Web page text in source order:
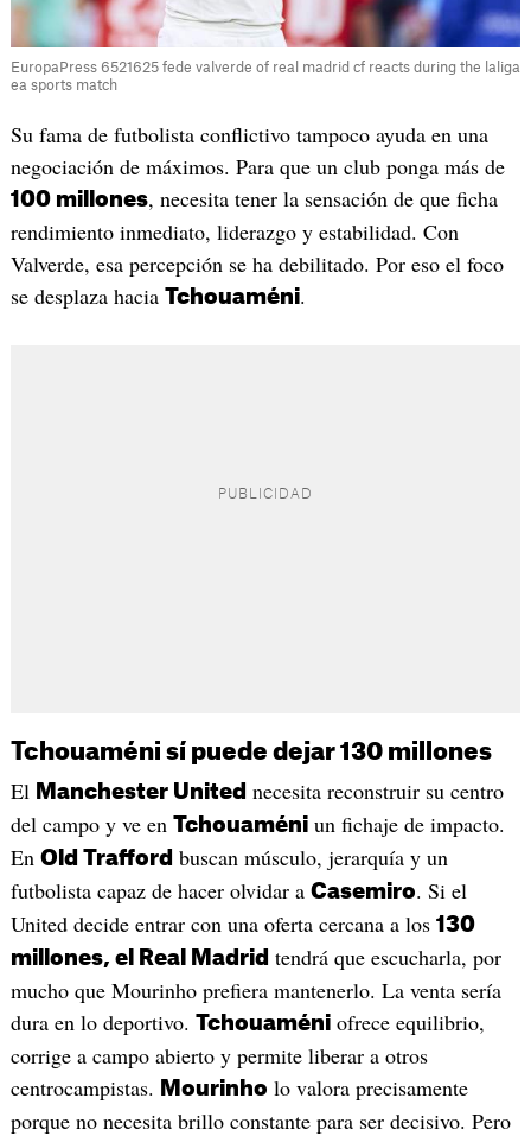
EuropaPress 6521625 fede valverde of real madrid cf reacts during the laliga
ea sports match
Su fama de futbolista conflictivo tampoco ayuda en una
negociación de máximos. Para que un club ponga más de
100 millones, necesita tener la sensación de que ficha
rendimiento inmediato, liderazgo y estabilidad. Con
Valverde, esa percepción se ha debilitado. Por eso el foco
se desplaza hacia Tchouaméni.
Tchouaméni sí puede dejar 130 millones
El Manchester United necesita reconstruir su centro
del campo y ve en Tchouaméniun fichaje de impacto.
En Old Trafford buscan músculo, jerarquía y un
futbolista capaz de hacer olvidar a Casemiro. Si el
United decide entrar con una oferta cercana a los 130
millones, el Real Madrid tendrá que escucharla, por
mucho que Mourinho prefiera mantenerlo. La venta sería
dura en lo deportivo. Tchouaméniofrece equilibrio,
corrige a campo abierto y permite liberar a otros
centrocampistas.
Mourinho lo valora precisamente
porque no necesita brillo constante para ser decisivo. Pero